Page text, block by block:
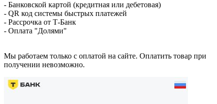
- Банковской картой (кредитная или дебетовая)
- QR код системы быстрых платежей
- Рассрочка от Т-Банк
- Оплата "Долями"
Мы работаем только с оплатой на сайте. Оплатить товар при
получении невозможно.